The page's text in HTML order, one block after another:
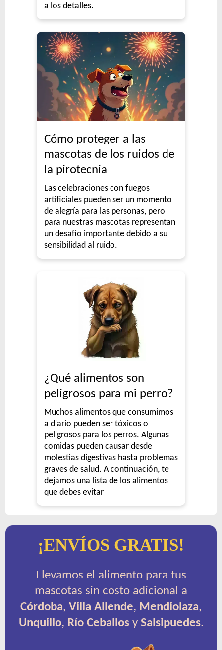
a los detalles.
Cómo proteger a las
mascotas de los ruidos de
la pirotecnia
Las celebraciones con fuegos
artificiales pueden ser un momento
de alegría para las personas, pero
para nuestras mascotas representan
un desafío importante debido a su
sensibilidad al ruido.
¿Qué alimentos son
peligrosos para mi perro?
Muchos alimentos que consumimos
a diario pueden ser tóxicos o
peligrosos para los perros. Algunas
comidas pueden causar desde
molestias digestivas hasta problemas
graves de salud. A continuación, te
dejamos una lista de los alimentos
que debes evitar
¡ENVÍOS GRATIS!
Llevamos el alimento para tus
mascotas sin costo adicional a
Córdoba, Villa Allende, Mendiolaza,
Unquillo, Río Ceballosy Salsipuedes.